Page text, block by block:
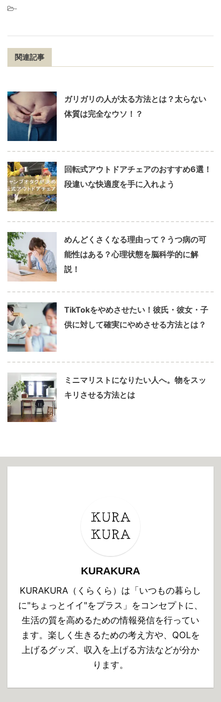
-
関連記事
ガリガリの人が太る方法とは？太らない
体質は完全なウソ！？
回転式アウトドアチェアのおすすめ6選！
段違いな快適度を手に入れよう
めんどくさくなる理由って？うつ病の可
能性はある？心理状態を脳科学的に解
説！
TikTokをやめさせたい！彼氏・彼女・子
供に対して確実にやめさせる方法とは？
ミニマリストになりたい人へ。物をスッ
キリさせる方法とは
KURAKURA
KURAKURA（くらくら）は「いつもの暮らし
に"ちょっとイイ"をプラス」をコンセプトに、
生活の質を高めるための情報発信を行ってい
ます。楽しく生きるための考え方や、QOLを
上げるグッズ、収入を上げる方法などが分か
ります。